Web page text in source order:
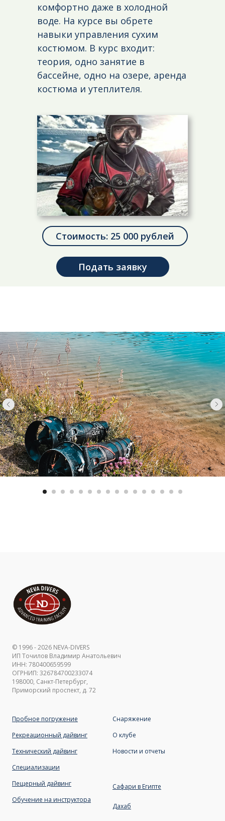
Стоимость: 25 000 рублей
комфортно даже в холодной
воде. На курсе вы обрете
навыки управления сухим
костюмом. В курс входит:
теория, одно занятие в
бассейне, одно на озере, аренда
костюма и утеплителя.
Подать заявку
© 1996 - 2026 NEVA-DIVERS
ИП Точилов Владимир Анатольевич
ИНН: 780400659599
ОГРНИП: 326784700233074
198000, Санкт-Петербург,
Приморский проспект, д. 72
Пробное погружение
Рекреационный дайвинг
Технический дайвинг
Специализации
Пещерный дайвинг
Обучение на инструктора
Снаряжение
О клубе
Новости и отчеты
Сафари в Египте
Дахаб